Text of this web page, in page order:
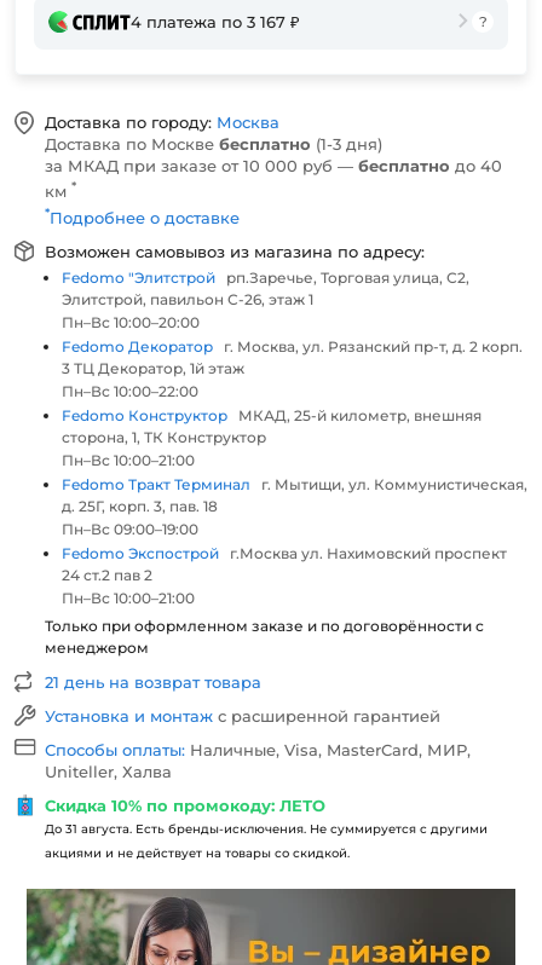
4 платежа по 3 167 ₽
Доставка по городу: Москва
Доставка по Москве бесплатно (1-3 дня)
за МКАД при заказе от 10 000 руб — бесплатно до 40
км *
*Подробнее о доставке
Возможен самовывоз из магазина по адресу:
Fedomo "Элитстрой
рп.Заречье, Торговая улица, С2,
Элитстрой, павильон С-26, этаж 1
Пн–Вс 10:00–20:00
Fedomo Декоратор
г. Москва, ул. Рязанский пр-т, д. 2 корп.
3 ТЦ Декоратор, 1й этаж
Пн–Вс 10:00–22:00
Fedomo Конструктор
МКАД, 25-й километр, внешняя
сторона, 1, ТК Конструктор
Пн–Вс 10:00–21:00
Fedomo Тракт Терминал
г. Мытищи, ул. Коммунистическая,
д. 25Г, корп. 3, пав. 18
Пн–Вс 09:00–19:00
Fedomo Экспострой
г.Москва ул. Нахимовский проспект
24 ст.2 пав 2
Пн–Вс 10:00–21:00
Только при оформленном заказе и по договорённости с
менеджером
21 день на возврат товара
Установка и монтаж с расширенной гарантией
Способы оплаты: Наличные, Visa, MasterCard, МИР,
Uniteller, Халва
Скидка 10% по промокоду: ЛЕТО
До 31 августа. Есть бренды-исключения. Не суммируется с другими
акциями и не действует на товары со скидкой.